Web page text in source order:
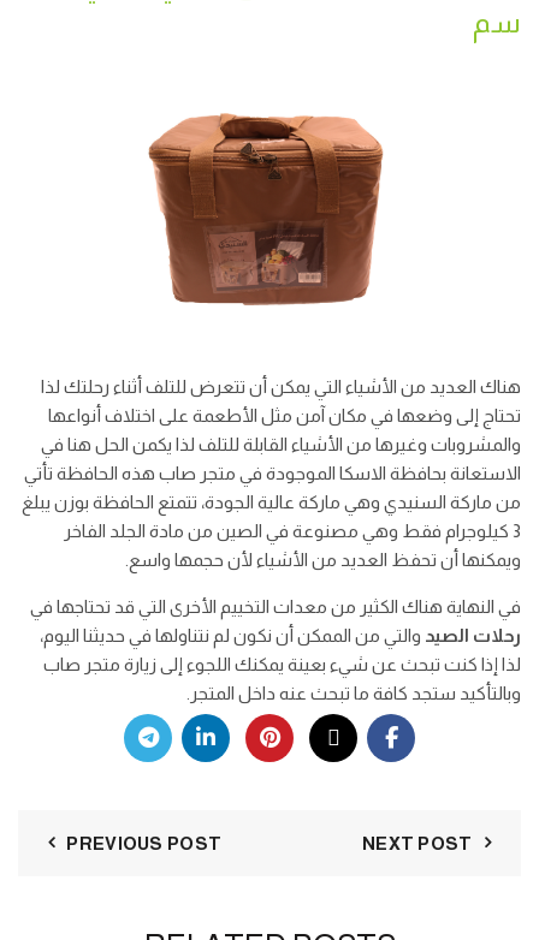
سم
هناك العديد من الأشياء التي يمكن أن تتعرض للتلف أثناء رحلتك لذا
تحتاج إلى وضعها في مكان آمن مثل الأطعمة على اختلاف أنواعها
والمشروبات وغيرها من الأشياء القابلة للتلف لذا يكمن الحل هنا في
الاستعانة بحافظة الاسكا الموجودة في متجر صاب هذه الحافظة تأتي
من ماركة السنيدي وهي ماركة عالية الجودة، تتمتع الحافظة بوزن يبلغ
3 كيلوجرام فقط وهي مصنوعة في الصين من مادة الجلد الفاخر
ويمكنها أن تحفظ العديد من الأشياء لأن حجمها واسع.
في النهاية هناك الكثير من معدات التخييم الأخرى التي قد تحتاجها في
رحلات الصيد والتي من الممكن أن نكون لم نتناولها في حديثنا اليوم،
لذا إذا كنت تبحث عن شيء بعينة يمكنك اللجوء إلى زيارة متجر صاب
وبالتأكيد ستجد كافة ما تبحث عنه داخل المتجر.
PREVIOUS POST NEXT POST